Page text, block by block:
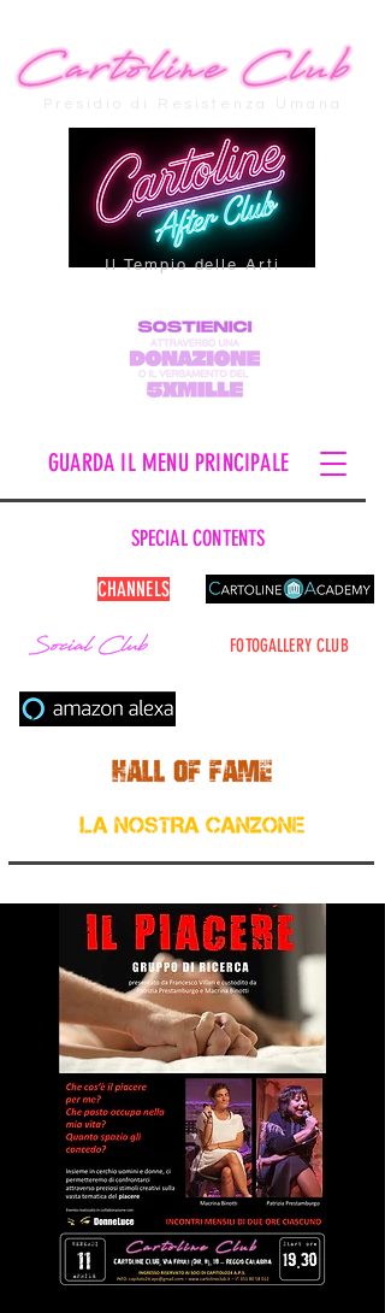
Presidio di Resistenza Umana
Il Tempio delle Arti
FOTOGALLERY CLUB
CHANNELS
GUARDA IL MENU PRINCIPALE
SPECIAL CONTENTS